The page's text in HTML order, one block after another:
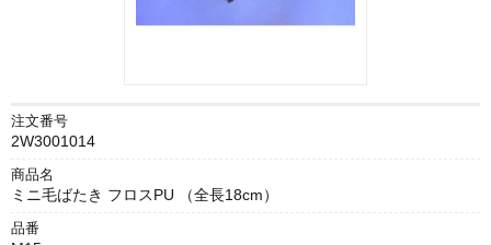
注文番号
2W3001014
商品名
ミニ毛ばたき フロスPU （全長18cm）
品番